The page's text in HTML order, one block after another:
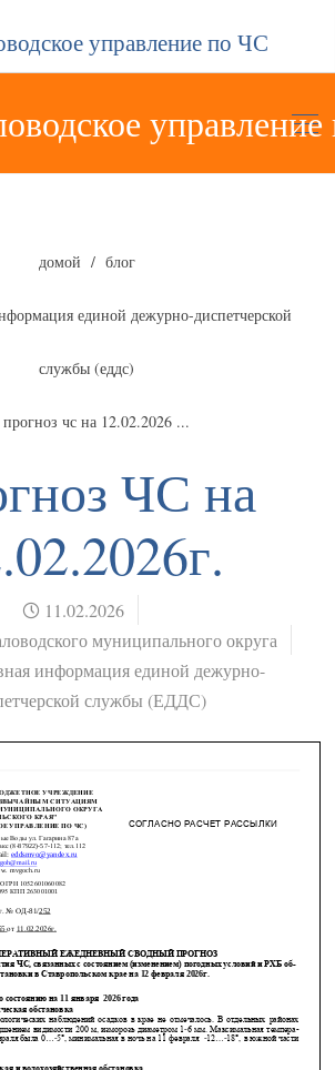
управление по ЧС
домой блог
единой дежурно-диспетчерской
службы (еддс)
прогноз чс на 12.02.2026 ...
ЧС на
11.02.2026
муниципального округа
информация единой дежурно-
службы (ЕДДС)